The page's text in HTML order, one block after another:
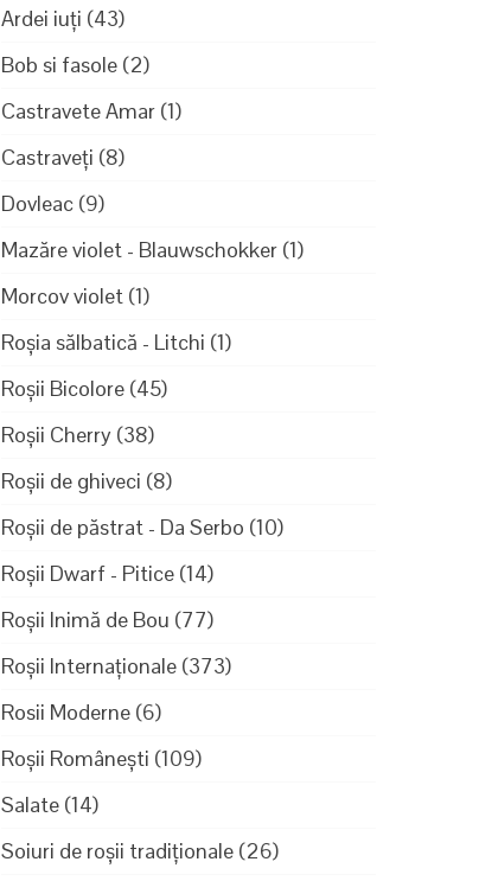
Ardei iuți (43)
Bob si fasole (2)
Castravete Amar (1)
Castraveți (8)
Dovleac (9)
Mazăre violet - Blauwschokker (1)
Morcov violet (1)
Roșia sălbatică - Litchi (1)
Roșii Bicolore (45)
Roșii Cherry (38)
Roșii de ghiveci (8)
Roșii de păstrat - Da Serbo (10)
Roșii Dwarf - Pitice (14)
Roșii Inimă de Bou (77)
Roșii Internaționale (373)
Rosii Moderne (6)
Roșii Românești (109)
Salate (14)
Soiuri de roșii tradiționale (26)